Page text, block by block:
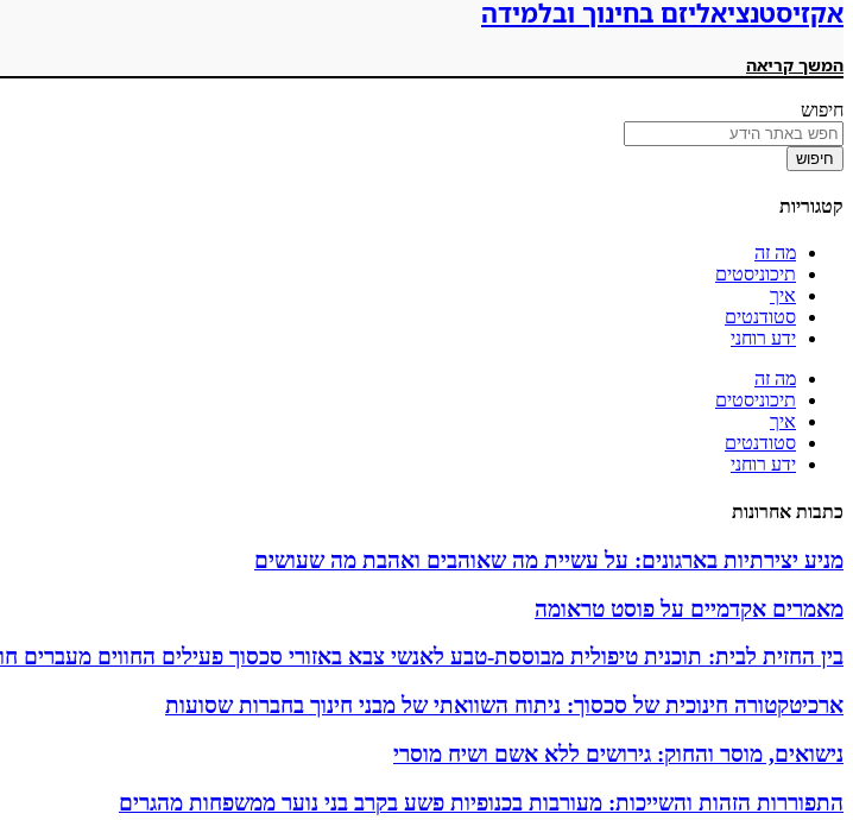
אקזיסטנציאליזם בחינוך ובלמידה
המשך קריאה
חיפוש
חיפוש
קטגוריות
מה זה
תיכוניסטים
איך
סטודנטים
ידע רוחני
מה זה
תיכוניסטים
איך
סטודנטים
ידע רוחני
כתבות אחרונות
מניע יצירתיות בארגונים: על עשיית מה שאוהבים ואהבת מה שעושים
מאמרים אקדמיים על פוסט טראומה
בין החזית לבית: תוכנית טיפולית מבוססת-טבע לאנשי צבא באזורי סכסוך פעילים החווים מעברים
ארכיטקטורה חינוכית של סכסוך: ניתוח השוואתי של מבני חינוך בחברות שסועות
נישואים, מוסר והחוק: גירושים ללא אשם ושיח מוסרי
התפוררות הזהות והשייכות: מעורבות בכנופיות פשע בקרב בני נוער ממשפחות מהגרים